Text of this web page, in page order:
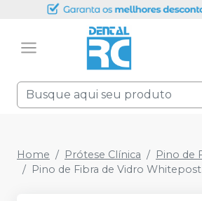
Home Prótese Clínica
Pino de
Pino de Fibra de Vidro